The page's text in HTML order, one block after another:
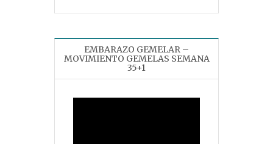
EMBARAZO GEMELAR –
MOVIMIENTO GEMELAS SEMANA
35+1